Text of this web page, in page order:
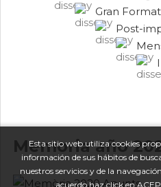
Gran
Post-
Memoria año
Esta sitio web utiliza cookies
información de sus hábitos de
nuestros servicios y de la
acuerdo haz click en